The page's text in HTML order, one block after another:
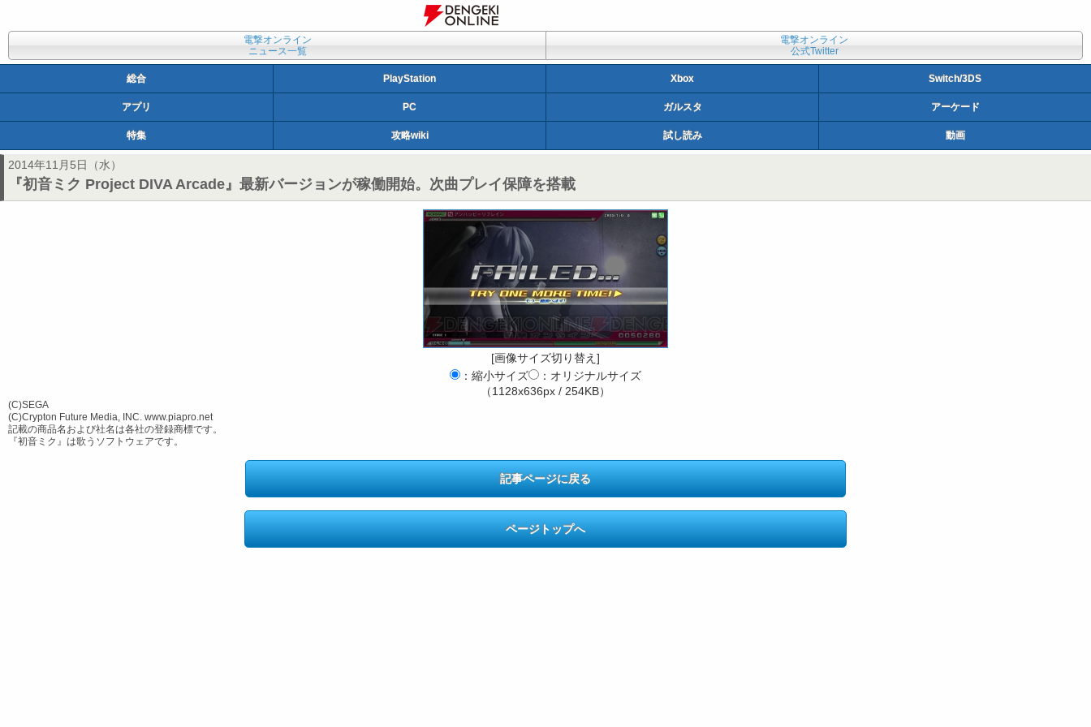
電撃オンライン
ニュース一覧
電撃オンライン
公式Twitter
総合 PlayStation Xbox Switch/3DS
アプリ PC ガルスタ アーケード
特集 攻略wiki 試し読み 動画
2014年11月5日（水）
『初音ミク Project DIVA Arcade』最新バージョンが稼働開始。次曲プレイ保障を搭載
[画像サイズ切り替え]
：縮小サイズ
：オリジナルサイズ
（1128x636px / 254KB）
(C)SEGA
(C)Crypton Future Media, INC. www.piapro.net
記載の商品名および社名は各社の登録商標です。
『初音ミク』は歌うソフトウェアです。
記事ページに戻る
ページトップへ